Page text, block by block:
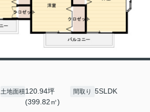
土地面積120.94坪
(399.82㎡)
間取り 5SLDK